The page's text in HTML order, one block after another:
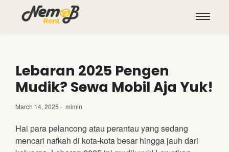
Lebaran 2025 Pengen
Mudik? Sewa Mobil Aja Yuk!
March 14, 2025 - mimin
Hai para pelancong atau perantau yang sedang
mencari nafkah di kota-kota besar hingga jauh dari